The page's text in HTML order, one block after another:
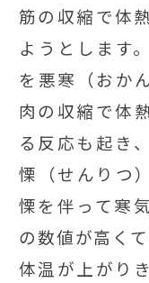
筋の収縮で体
ようとします
を悪寒（おか
肉の収縮で体
る反応も起き
慄（せんりつ
慄を伴って寒
の数値が高く
体温が上がり